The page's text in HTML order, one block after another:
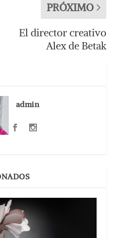
PRÓXIMO
El director creativo
Alex de Betak
admin